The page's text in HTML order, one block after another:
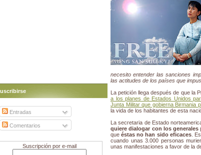
necesito entender las sanciones
las actitudes de los países que
La petición llega después de que la
a los planes de Estados Unidos
Junta Militar que gobierna Birmania
la vida de los habitantes de esta
La secretaria de Estado
quiere dialogar con los generales
queéstas no han sido eficaces.
cuando unas 3.000 personas
unas manifestaciones a favor de la
Entradas
Comentarios
Suscripción por e-mail